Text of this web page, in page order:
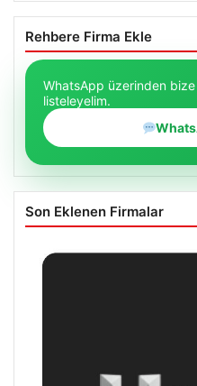
Rehbere Firma Ekle
WhatsApp üzerinden bize
listeleyelim.
Son Eklenen Firmalar